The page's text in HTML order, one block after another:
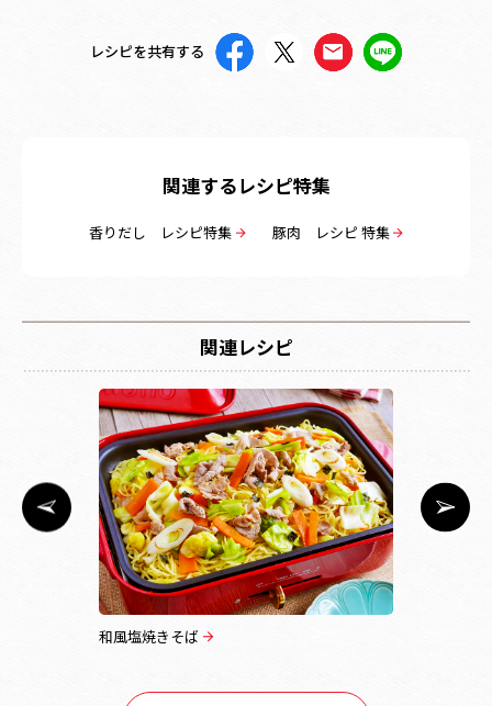
レシピを共有する
関連するレシピ特集
香りだし レシピ特集 豚肉 レシピ 特集
関連レシピ
和風塩焼きそば